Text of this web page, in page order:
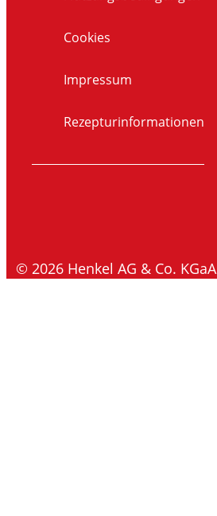
Cookies
Impressum
Rezepturinformationen
© 2026 Henkel AG & Co. KGaA